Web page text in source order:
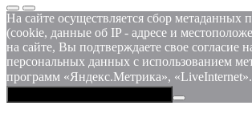
На сайте осуществляется сбор метаданных
(cookie, данные об IP - адресе и
на сайте, Вы подтверждаете свое согласие
персональных данных c использованием
программ «Яндекс.Метрика», «LiveInternet».